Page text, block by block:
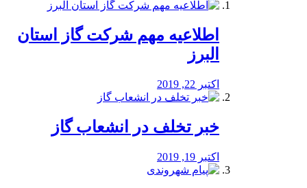
️اطلاعیه مهم شرکت گاز استان
البرز
اکتبر 22, 2019
خبر تخلف در انشعاب گاز
اکتبر 19, 2019